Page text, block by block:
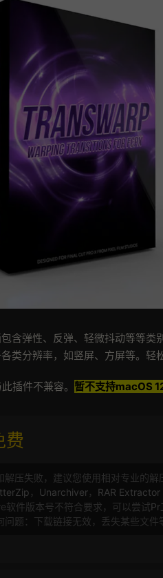
含弹性、反弹、轻微抖动等等
类分辨率，如竖屏、方屏等。轻
插件不兼容。 暂不支持macOS
费
压失败，建议您使用相对专业的解
， Unarchiver， RAR Extractor
件版本号不符合要求，可以尝试Pr
题：下载链接无效，丢失某些文件